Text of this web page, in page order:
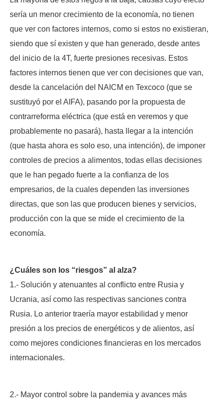
sería un menor crecimiento de la economía, no tienen
que ver con factores internos, como si estos no existieran,
siendo que sí existen y que han generado, desde antes
del inicio de la 4T, fuerte presiones recesivas. Estos
factores internos tienen que ver con decisiones que van,
desde la cancelación del NAICM en Texcoco (que se
sustituyó por el AIFA), pasando por la propuesta de
contrarreforma eléctrica (que está en veremos y que
probablemente no pasará), hasta llegar a la intención
(que hasta ahora es solo eso, una intención), de imponer
controles de precios a alimentos, todas ellas decisiones
que le han pegado fuerte a la confianza de los
empresarios, de la cuales dependen las inversiones
directas, que son las que producen bienes y servicios,
producción con la que se mide el crecimiento de la
economía.
¿Cuáles son los “riesgos” al alza?
1.- Solución y atenuantes al conflicto entre Rusia y
Ucrania, así como las respectivas sanciones contra
Rusia. Lo anterior traería mayor estabilidad y menor
presión a los precios de energéticos y de alientos, así
como mejores condiciones financieras en los mercados
internacionales.
2.- Mayor control sobre la pandemia y avances más